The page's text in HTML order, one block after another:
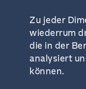
Zu jeder
wiederrum
die in der
analysiert
können.